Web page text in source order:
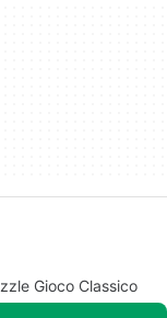
Gioco Classico